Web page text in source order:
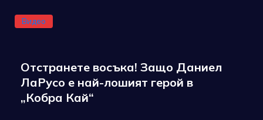
Видео
Отстранете восъка! Защо Даниел
ЛаРусо е най-лошият герой в
„Кобра Кай“